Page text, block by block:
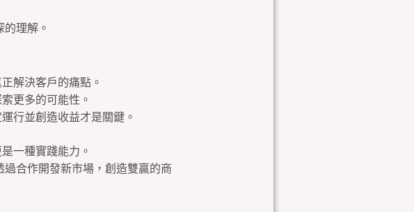
理解。
解決客戶的痛點。
更多的可能性。
行並創造收益才是關鍵。
一種實踐能力。
過合作開發新市場，創造雙贏的商